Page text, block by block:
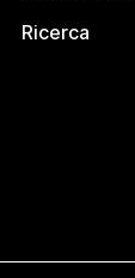
Ricerca